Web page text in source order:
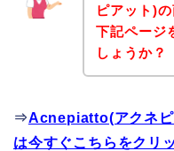
ピアット)
下記ページ
しょうか？
⇒Acnepiatto(アクネピ
は今すぐこちらをクリ